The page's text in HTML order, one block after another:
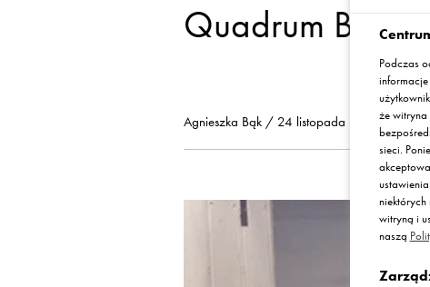
Quadrum
Agnieszka Bąk / 24 listopada 2016
Podczas
że witryna
sieci.
witryną i
naszą